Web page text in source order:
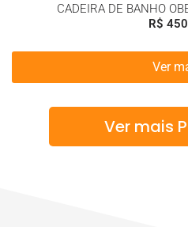
CADEIRA DE BANHO
R$
Ver
Ver mais